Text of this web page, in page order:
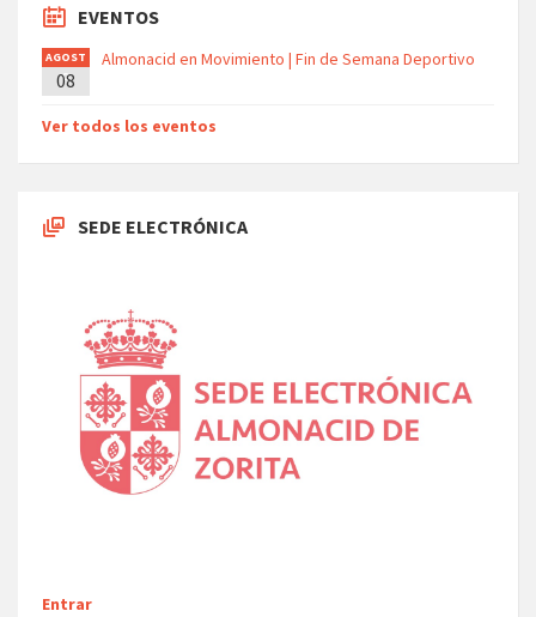
EVENTOS
AGOST
O
08
Almonacid en Movimiento | Fin de Semana Deportivo
Ver todos los eventos
SEDE ELECTRÓNICA
Entrar